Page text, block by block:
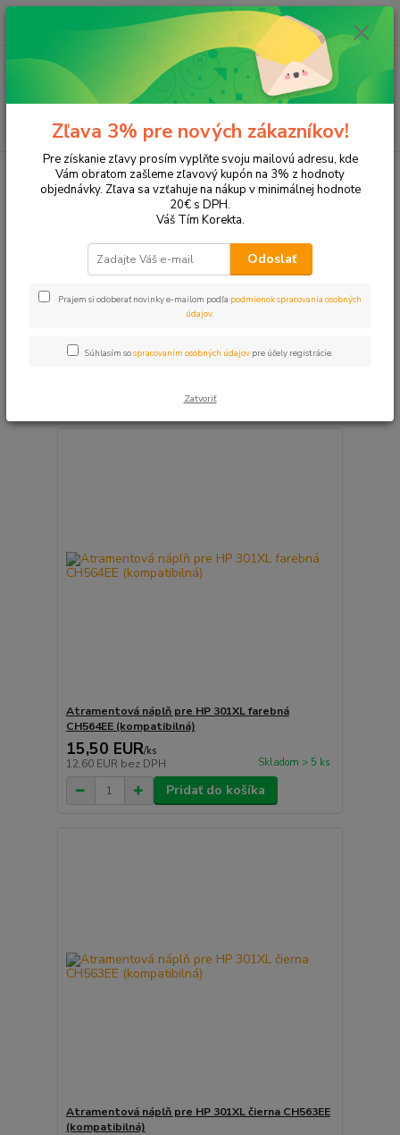
Hľadať
ks
za 0,00 EUR
Tonery a náplne do tlačiarní Hewlett Packard
HP DeskJet
DeskJet 3052
DeskJet 3052
Upresniť parametre
strana
Atramentová náplň pre HP 301XL farebná
CH564EE (kompatibilná)
15,50 EUR/ks
12,60 EUR bez DPH Skladom > 5 ks
Pridať do košíka
Atramentová náplň pre HP 301XL čierna CH563EE
(kompatibilná)
Zľava 3% pre nových zákazníkov!
Pre získanie zľavy prosím vyplňte svoju mailovú adresu, kde
Vám obratom zašleme zľavový kupón na 3% z hodnoty
objednávky. Zľava sa vzťahuje na nákup v minimálnej hodnote
20€ s DPH.
Váš Tím Korekta.
Odoslať
Prajem si odoberať novinky e-mailom podľa podmienok spracovania osobných
údajov.
Súhlasím sospracovaním osobných údajov pre účely registrácie.
Zatvoriť